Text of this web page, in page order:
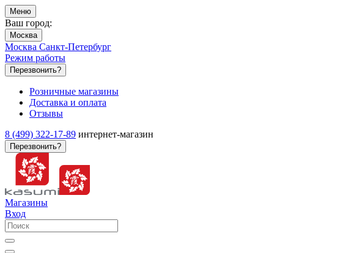
Меню
Ваш город:
Москва
Москва Санкт-Петербург
Режим работы
Перезвонить?
Розничные магазины
Доставка и оплата
Отзывы
8 (499) 322-17-89 интернет-магазин
Перезвонить?
Магазины
Вход